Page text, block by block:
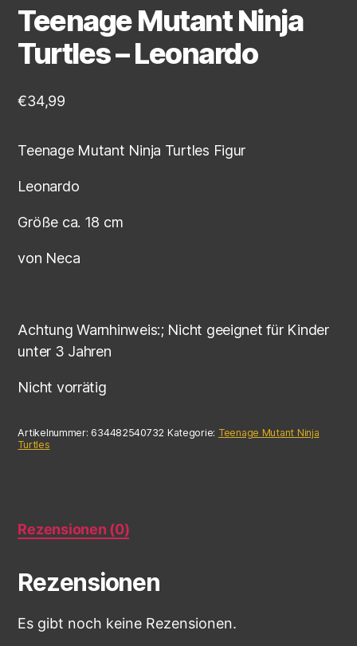
Teenage Mutant Ninja
Turtles – Leonardo
€34,99
Teenage Mutant Ninja Turtles Figur
Leonardo
Größe ca. 18 cm
von Neca
Achtung Warnhinweis:; Nicht geeignet für Kinder
unter 3 Jahren
Nicht vorrätig
Artikelnummer: 634482540732 Kategorie: Teenage Mutant Ninja
Turtles
Rezensionen (0)
Rezensionen
Es gibt noch keine Rezensionen.